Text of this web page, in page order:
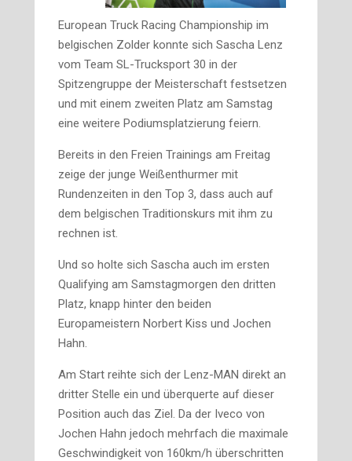
European Truck Racing Championship im
belgischen Zolder konnte sich Sascha Lenz
vom Team SL-Trucksport 30 in der
Spitzengruppe der Meisterschaft festsetzen
und mit einem zweiten Platz am Samstag
eine weitere Podiumsplatzierung feiern.
Bereits in den Freien Trainings am Freitag
zeige der junge Weißenthurmer mit
Rundenzeiten in den Top 3, dass auch auf
dem belgischen Traditionskurs mit ihm zu
rechnen ist.
Und so holte sich Sascha auch im ersten
Qualifying am Samstagmorgen den dritten
Platz, knapp hinter den beiden
Europameistern Norbert Kiss und Jochen
Hahn.
Am Start reihte sich der Lenz-MAN direkt an
dritter Stelle ein und überquerte auf dieser
Position auch das Ziel. Da der Iveco von
Jochen Hahn jedoch mehrfach die maximale
Geschwindigkeit von 160km/h überschritten